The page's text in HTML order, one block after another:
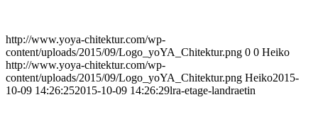
http://www.yoya-chitektur.com/wp-
content/uploads/2015/09/Logo_yoYA_Chitektur.png 0 0 Heiko
http://www.yoya-chitektur.com/wp-
content/uploads/2015/09/Logo_yoYA_Chitektur.png Heiko2015-
10-09 14:26:252015-10-09 14:26:29lra-etage-landraetin